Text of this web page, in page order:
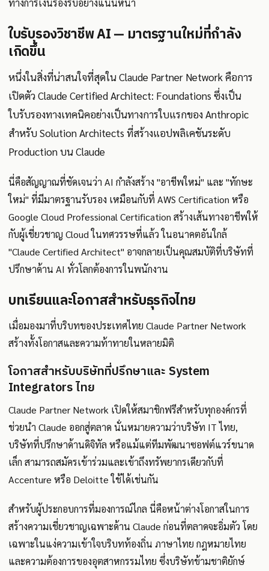
ใบรับรองวิชาชีพ AI — มาตรฐานใหม่ที่กำลัง
เกิดขึ้น
หนึ่งในสิ่งที่น่าสนใจที่สุดใน Claude Partner Network คือการ
เปิดตัว Claude Certified Architect: Foundations ซึ่งเป็น
ใบรับรองทางเทคนิคอย่างเป็นทางการใบแรกของ Anthropic
สำหรับ Solution Architects ที่สร้างแอปพลิเคชันระดับ
Production บน Claude
นี่คือสัญญาณที่ชัดเจนว่า AI กำลังสร้าง "อาชีพใหม่" และ "ทักษะ
ใหม่" ที่มีมาตรฐานรับรอง เหมือนกับที่ AWS Certification หรือ
Google Cloud Professional Certification สร้างเส้นทางอาชีพให้
กับผู้เชี่ยวชาญ Cloud ในทศวรรษที่แล้ว ในอนาคตอันใกล้
"Claude Certified Architect" อาจกลายเป็นคุณสมบัติที่บริษัทที่
ปรึกษาด้าน AI ทั่วโลกต้องการในพนักงาน
บทเรียนและโอกาสสำหรับธุรกิจไทย
เมื่อมองมาที่บริบทของประเทศไทย Claude Partner Network
สร้างทั้งโอกาสและความท้าทายในหลายมิติ
โอกาสสำหรับบริษัทที่ปรึกษาและ System
Integrators ไทย
Claude Partner Network เปิดให้สมาชิกฟรีสำหรับทุกองค์กรที่
ช่วยนำ Claude ออกสู่ตลาด นั่นหมายความว่าบริษัท IT ไทย,
บริษัทที่ปรึกษาด้านดิจิทัล หรือแม้แต่ทีมพัฒนาซอฟต์แวร์ขนาด
เล็ก สามารถสมัครเข้าร่วมและเข้าถึงทรัพยากรเดียวกับที่
Accenture หรือ Deloitte ใช้ได้เช่นกัน
สำหรับผู้ประกอบการที่มองการณ์ไกล นี่คือหน้าต่างโอกาสในการ
สร้างความเชี่ยวชาญเฉพาะด้าน Claude ก่อนที่ตลาดจะอิ่มตัว โดย
เฉพาะในแง่ความเข้าใจบริบทท้องถิ่น ภาษาไทย กฎหมายไทย
และความต้องการของอุตสาหกรรมไทย ซึ่งบริษัทข้ามชาติยักษ์